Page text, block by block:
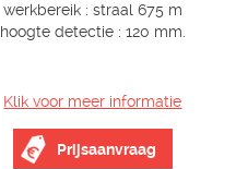
werkbereik : straal 675 m
hoogte detectie : 120 mm.
Klik voor meer informatie
Prijsaanvraag